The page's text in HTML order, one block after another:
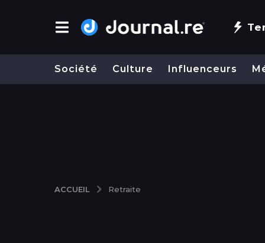
Société Culture Influenceurs
ACCUEIL Retraite